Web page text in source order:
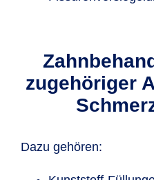
zuge­höriger
Dazu gehören: